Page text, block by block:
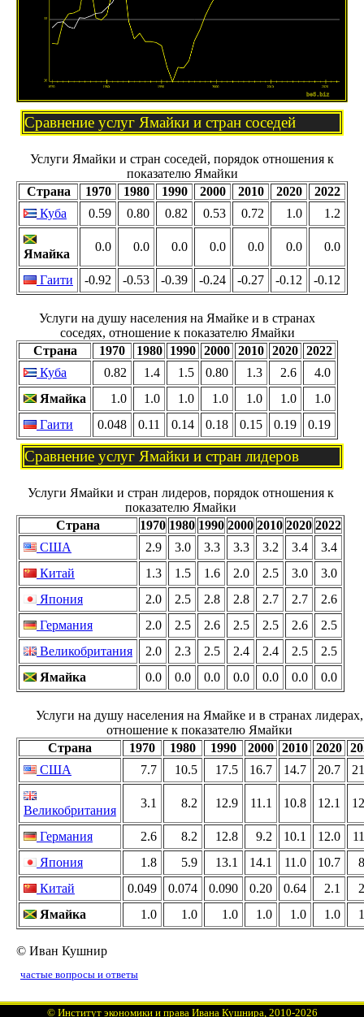
Сравнение услуг Ямайки и стран соседей
Услуги Ямайки и стран соседей, порядок отношения к
показателю Ямайки
Страна
1970 1980 1990 2000 2010 2020
2022
Куба
0.59 0.80 0.82 0.53 0.72 1.0 1.2
Ямайка
0.0 0.0 0.0 0.0 0.0 0.0 0.0
Гаити -0.92 -0.53 -0.39 -0.24 -0.27 -0.12 -0.12
Услуги на душу населения на Ямайке и в странах
соседях, отношение к показателю Ямайки
Страна
1970 1980 1990 2000 2010 2020 2022
Куба
0.82 1.4 1.5 0.80 1.3 2.6
4.0
Ямайка
1.0 1.0 1.0 1.0 1.0 1.0
1.0
Гаити
0.048 0.11 0.14 0.18 0.15 0.19 0.19
Сравнение услуг Ямайки и стран лидеров
Услуги Ямайки и стран лидеров, порядок отношения к
показателю Ямайки
Страна
1970 1980 1990 2000 2010 2020 2022
США
2.9 3.0 3.3 3.3 3.2 3.4
3.4
Китай
1.3 1.5 1.6 2.0 2.5 3.0
3.0
Япония
2.0 2.5 2.8 2.8 2.7 2.7
2.6
Германия
2.0 2.5 2.6 2.5 2.5 2.6
2.5
Великобритания
2.0 2.3 2.5 2.4 2.4 2.5
2.5
Ямайка
0.0 0.0 0.0 0.0 0.0 0.0 0.0
Услуги на душу населения на Ямайке и в странах лидерах,
отношение к показателю Ямайки
Страна
1970 1980 1990 2000 2010 2020
США
7.7 10.5 17.5 16.7 14.7 20.7
Великобритания
3.1 8.2 12.9 11.1 10.8 12.1
Германия 2.6 8.2 12.8 9.2 10.1 12.0
Япония
1.8 5.9 13.1 14.1 11.0 10.7
Китай
0.049 0.074 0.090 0.20 0.64 2.1
Ямайка
1.0 1.0 1.0 1.0 1.0 1.0
© Иван Кушнир
частые вопросы и ответы
© Институт экономики и права Ивана Кушнира, 2010-2026